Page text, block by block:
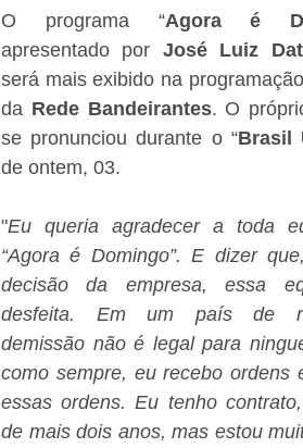
O programa “Agora é
apresentado por José Luiz
será mais exibido na
da Rede Bandeirantes. O
se pronunciou durante o “Brasil
de ontem, 03.
"Eu queria agradecer a toda
“Agora é Domingo”. E dizer
decisão da empresa, essa
desfeita. Em um país de
demissão não é legal para
como sempre, eu recebo ordens
essas ordens. Eu tenho
de mais dois anos, mas estou